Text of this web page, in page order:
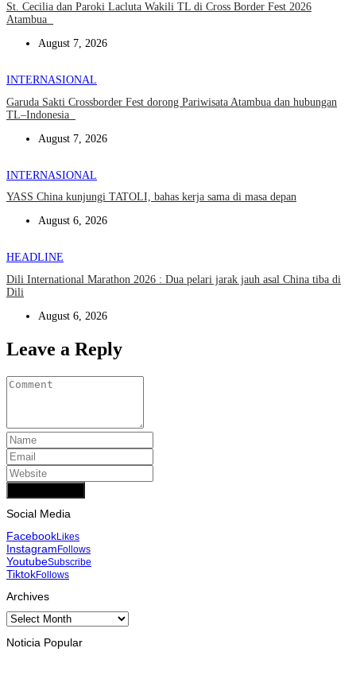
St. Cecilia dan Paroki Lacluta Wakili TL di Cross Border Fest 2026
Atambua
August 7, 2026
INTERNASIONAL
Garuda Sakti Crossborder Fest dorong Pariwisata Atambua dan hubungan
TL–Indonesia
August 7, 2026
INTERNASIONAL
YASS China kunjungi TATOLI, bahas kerja sama di masa depan
August 6, 2026
HEADLINE
Dili International Marathon 2026 : Dua pelari jarak jauh asal China tiba di
Dili
August 6, 2026
Leave a Reply
Social Media
FacebookLikes
InstagramFollows
YoutubeSubscribe
TiktokFollows
Archives
Archives
Noticia Popular